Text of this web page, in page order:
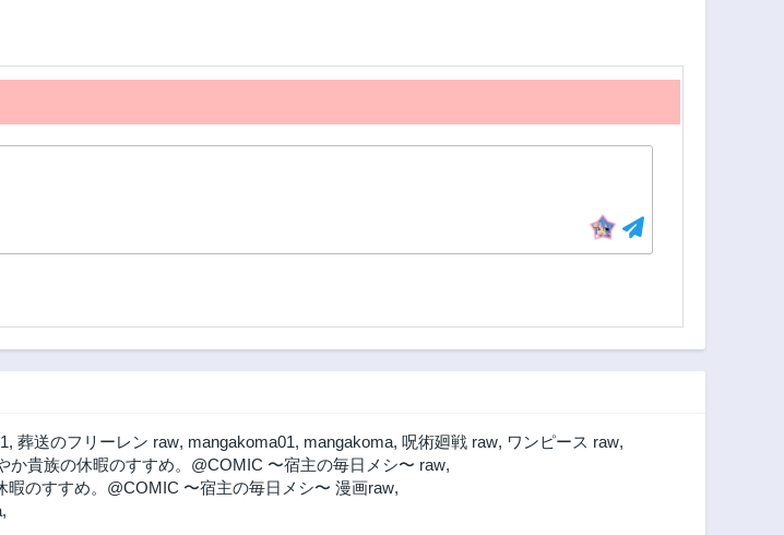
, 葬送のフリーレン raw, mangakoma01, mangakoma, 呪術廻戦 raw, ワンピース raw,
か貴族の休暇のすすめ。@COMIC 〜宿主の毎日メシ〜 raw,
暇のすすめ。@COMIC 〜宿主の毎日メシ〜 漫画raw,
,